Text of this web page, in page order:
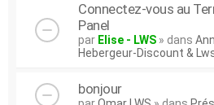
Connectez-vous au
Panel
par Elise - LWS » dans
Hebergeur-Discount &
bonjour